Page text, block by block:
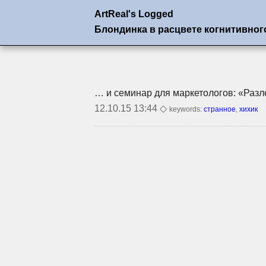
ArtReal's Logged
Блондинка в расцвете
… и семинар для маркетологов:
12.10.15 13:44 ◇ keywords: странное хихик